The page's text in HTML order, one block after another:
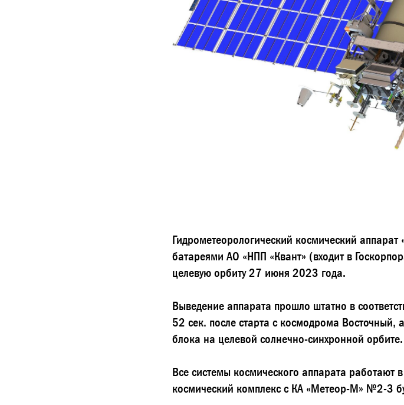
Гидрометеорологический космический
батареями АО «НПП «Квант» (входит в
целевую орбиту 27 июня 2023 года.
Выведение аппарата прошло штатно в
52 сек. после старта с космодрома Восточный,
блока на целевой солнечно-синхронной орбите.
Все системы космического аппарата
космический комплекс с КА «Метеор-М» №2-3